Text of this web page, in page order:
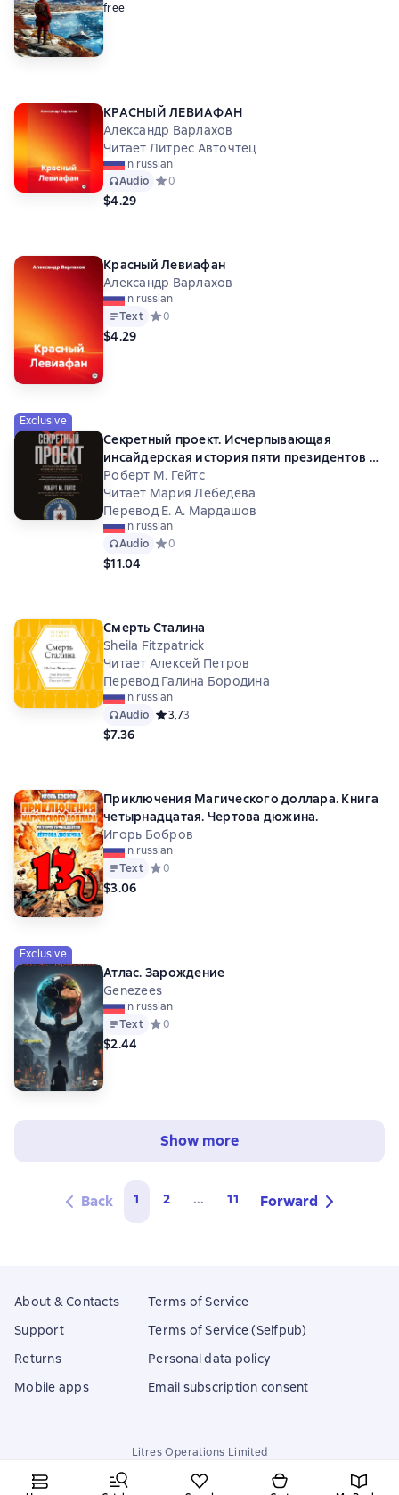
free
КРАСНЫЙ ЛЕВИАФАН
Александр Варлахов
Читает Литрес Авточтец
in russian
Audio Средний рейтинг 0 на основе 0 оценок
0
$4.29
Красный Левиафан
Александр Варлахов
in russian
Text Средний рейтинг 0 на основе 0 оценок
0
$4.29
Exclusive
Секретный проект. Исчерпывающая
инсайдерская история пяти президентов и
того, как они вели холодную войну
Роберт М. Гейтс
Читает Мария Лебедева
Перевод Е. А. Мардашов
in russian
Audio Средний рейтинг 0 на основе 0 оценок
0
$11.04
Смерть Сталина
Sheila Fitzpatrick
Читает Алексей Петров
Перевод Галина Бородина
in russian
Audio Средний рейтинг 3,7 на основе 3 оценок
3,73
$7.36
Приключения Магического доллара. Книга
четырнадцатая. Чертова дюжина.
Игорь Бобров
in russian
Text Средний рейтинг 0 на основе 0 оценок
0
$3.06
Exclusive
Атлас. Зарождение
Genezees
in russian
Text Средний рейтинг 0 на основе 0 оценок
0
$2.44
Show more
Back 1 2 ... 11 Forward
About & Contacts
Support
Returns
Mobile apps
Terms of Service
Terms of Service (Selfpub)
Personal data policy
Email subscription consent
Litres Operations Limited